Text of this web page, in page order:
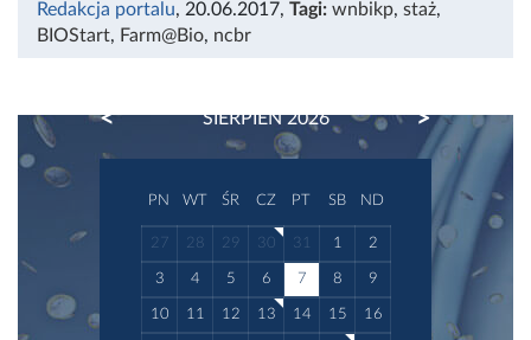
Redakcja portalu, 20.06.2017, Tagi: wnbikp, staż,
BIOStart, Farm@Bio, ncbr
SIERPIEŃ 2026
PREVIOUS NEXT
PN WT ŚR CZ PT SB ND
27 28 29 30 31 1 2
3 4 5 6 7 8 9
10 11 12 13 14 15 16